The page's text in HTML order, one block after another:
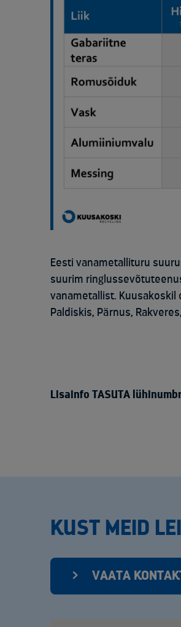
Eesti vanametallituru
suurim
vanametallist. Kuusakoski
Paldiskis, Pärnus,
Lisainfo TASUTA
KUST MEID
VAATA